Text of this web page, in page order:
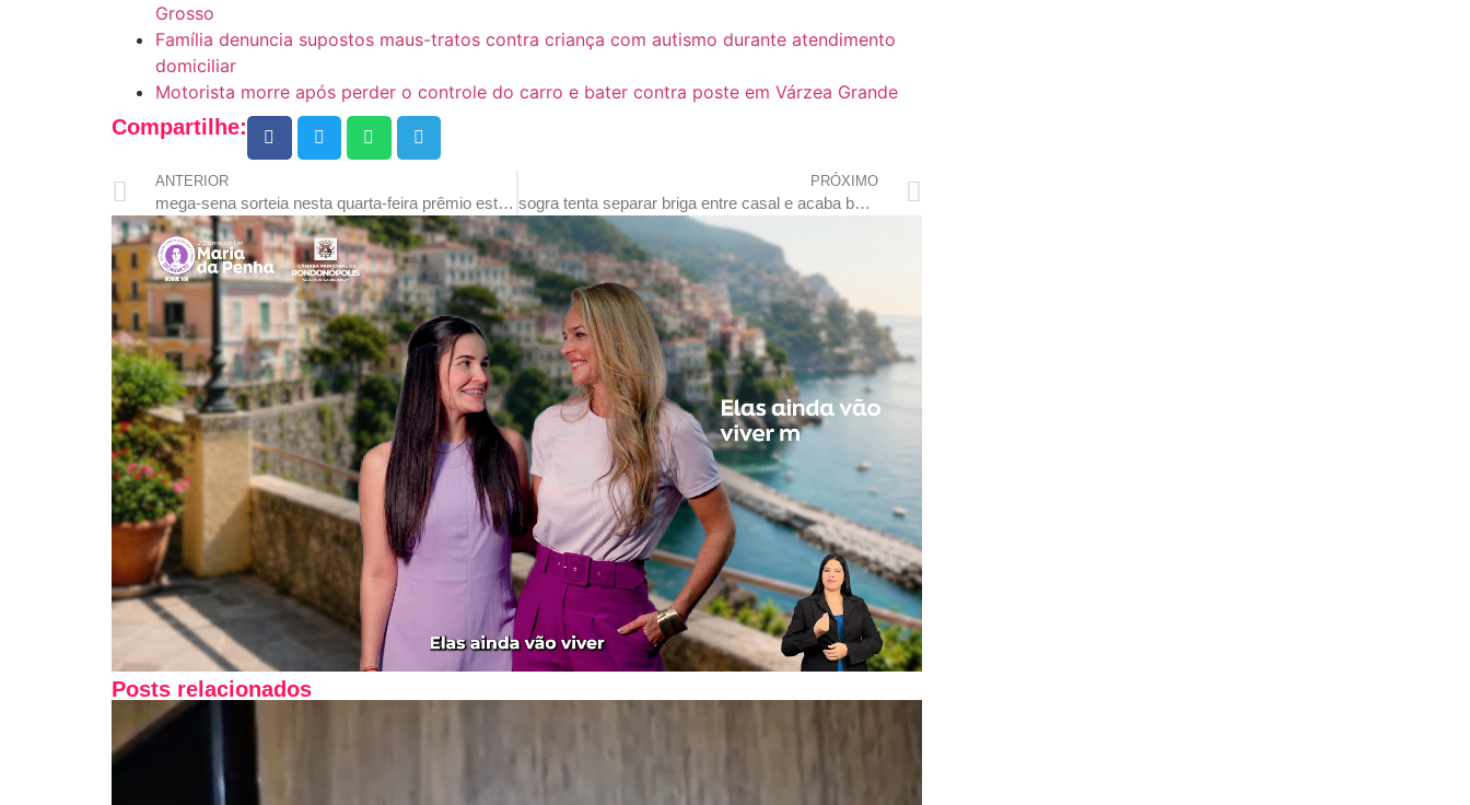
Grosso
Família denuncia supostos maus-tratos contra criança com autismo durante atendimento
domiciliar
Motorista morre após perder o controle do carro e bater contra poste em Várzea Grande
Compartilhe:
ANTERIOR
mega-sena sorteia nesta quarta-feira prêmio estimado em r$ 12 milhões
PRÓXIMO
sogra tenta separar briga entre casal e acaba baleada por genro mt
Posts relacionados